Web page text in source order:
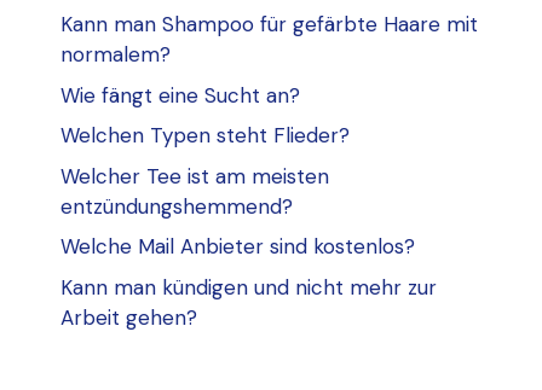
Kann man Shampoo für gefärbte Haare mit
normalem?
Wie fängt eine Sucht an?
Welchen Typen steht Flieder?
Welcher Tee ist am meisten
entzündungshemmend?
Welche Mail Anbieter sind kostenlos?
Kann man kündigen und nicht mehr zur
Arbeit gehen?